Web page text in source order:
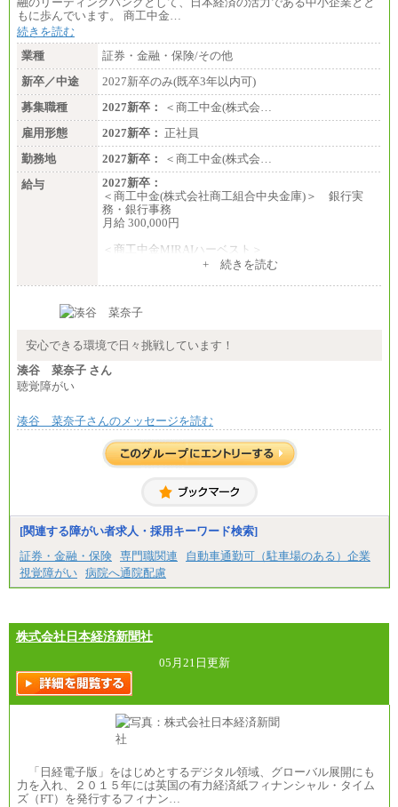
もに歩んでいます。 商工中金…
続きを読む
業種
証券・金融・保険/その他
新卒／中途
2027新卒のみ(既卒3年以内可)
募集職種
2027新卒：
＜商工中金(株式会…
雇用形態
2027新卒： 正社員
勤務地
2027新卒：
＜商工中金(株式会…
給与
2027新卒：
＜商工中金(株式会社商工組合中央金庫)＞ 銀行実
務・銀行事務
月給 300,000円
＜商工中金MIRAIハーベスト＞
+ 続きを読む
安心できる環境で日々挑戦しています！
湊谷 菜奈子 さん
聴覚障がい
湊谷 菜奈子さんのメッセージを読む
[関連する障がい者求人・採用キーワード検索]
証券・金融・保険 専門職関連
自動車通勤可（駐車場のある）企業
視覚障がい 病院へ通院配慮
株式会社日本経済新聞社
05月21日更新
「日経電子版」をはじめとするデジタル領域、グローバル展開にも
力を入れ、２０１５年には英国の有力経済紙フィナンシャル・タイム
ズ（FT）を発行するフィナン…